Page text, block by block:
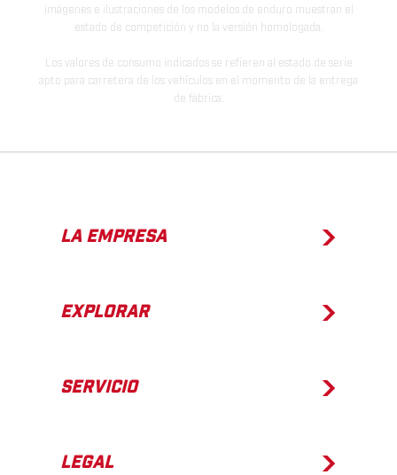
imágenes e ilustraciones de los modelos de enduro muestran el
estado de competición y no la versión homologada.
Los valores de consumo indicados se refieren al estado de serie
apto para carretera de los vehículos en el momento de la entrega
de fábrica.
LA EMPRESA
EXPLORAR
SERVICIO
LEGAL